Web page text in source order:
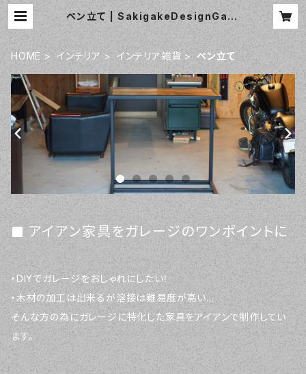
ペン立て | SakigakeDesignGara
ge
HOME インテリア インテリア雑貨 ペン立て
アイアン家具をガレージのワンポイントに
・DIYでガレージをおしゃれにしたい！
・木材の加工は出来るが溶接は難易度が高い…
そんな方の為にガレージに特化した家具をアイアンで制作してい
ます。